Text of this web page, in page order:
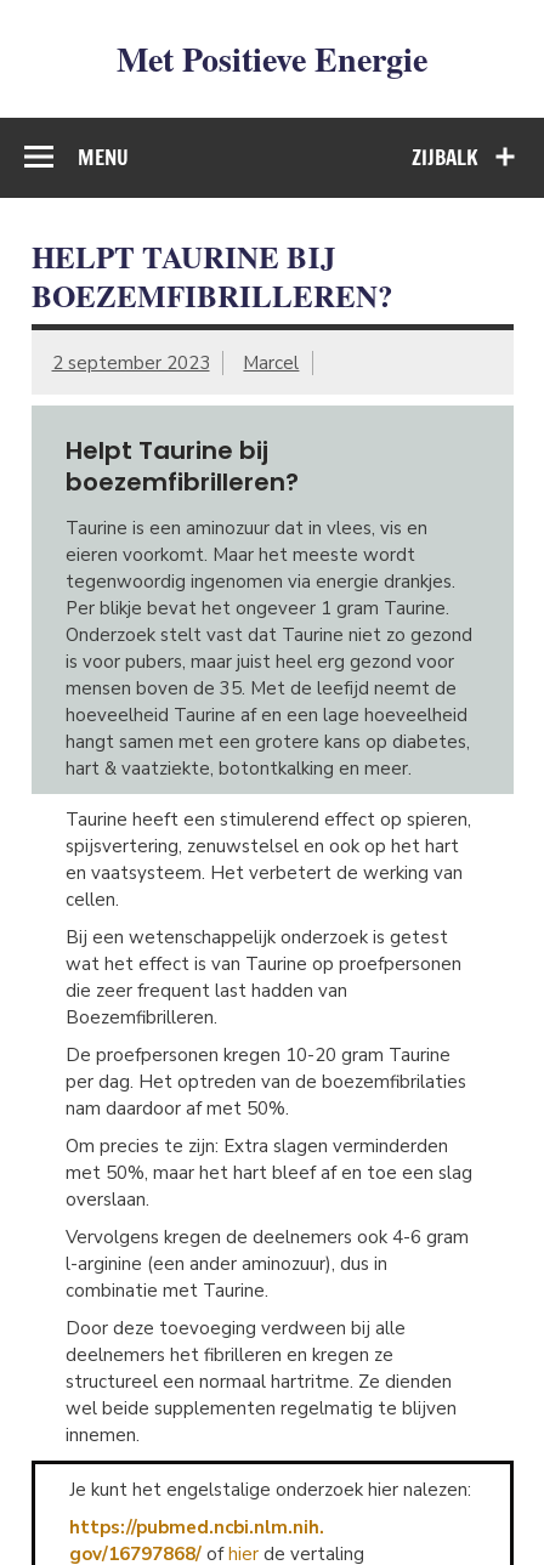
Met Positieve Energie
De weg naar Positief Leven
ZIJBALK
MENU
HELPT TAURINE BIJ
BOEZEMFIBRILLEREN?
2 september 2023 Marcel
Helpt Taurine bij
boezemfibrilleren?
Taurine is een aminozuur dat in vlees, vis en
eieren voorkomt. Maar het meeste wordt
tegenwoordig ingenomen via energie drankjes.
Per blikje bevat het ongeveer 1 gram Taurine.
Onderzoek stelt vast dat Taurine niet zo gezond
is voor pubers, maar juist heel erg gezond voor
mensen boven de 35. Met de leefijd neemt de
hoeveelheid Taurine af en een lage hoeveelheid
hangt samen met een grotere kans op diabetes,
hart & vaatziekte, botontkalking en meer.
Taurine heeft een stimulerend effect op spieren,
spijsvertering, zenuwstelsel en ook op het hart
en vaatsysteem. Het verbetert de werking van
cellen.
Bij een wetenschappelijk onderzoek is getest
wat het effect is van Taurine op proefpersonen
die zeer frequent last hadden van
Boezemfibrilleren.
De proefpersonen kregen 10-20 gram Taurine
per dag. Het optreden van de boezemfibrilaties
nam daardoor af met 50%.
Om precies te zijn: Extra slagen verminderden
met 50%, maar het hart bleef af en toe een slag
overslaan.
Vervolgens kregen de deelnemers ook 4-6 gram
l-arginine (een ander aminozuur), dus in
combinatie met Taurine.
Door deze toevoeging verdween bij alle
deelnemers het fibrilleren en kregen ze
structureel een normaal hartritme. Ze dienden
wel beide supplementen regelmatig te blijven
innemen.
Je kunt het engelstalige onderzoek hier nalezen:
https://pubmed.ncbi.nlm.nih.
gov/16797868/ofhierde vertaling